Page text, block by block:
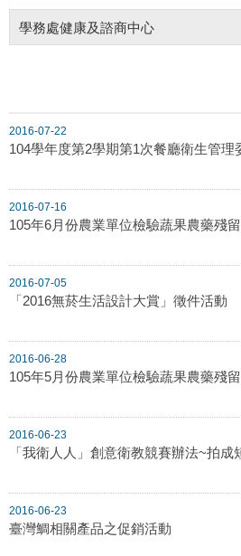
學務處健康及諮商中心
2016-07-22
104學年度第2學期第1次餐廳衛生管理
2016-07-16
105年6月份農業單位檢驗蔬果農藥殘
2016-07-05
「2016無菸生活設計大賞」徵件活動
2016-06-28
105年5月份農業單位檢驗蔬果農藥殘
2016-06-23
「我衛人人」創意衛教競賽辦法~拍成
2016-06-23
臺灣鯛相關產品之促銷活動